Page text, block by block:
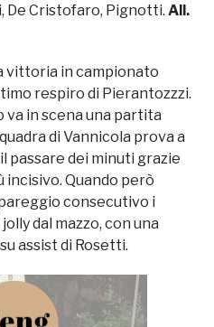
De Cristofaro, Pignotti. All.
vittoria in campionato
respiro di Pierantozzzi.
va in scena una partita
di Vannicola prova a
passare dei minuti grazie
incisivo. Quando però
consecutivo i
dal mazzo, con una
assist di Rosetti.